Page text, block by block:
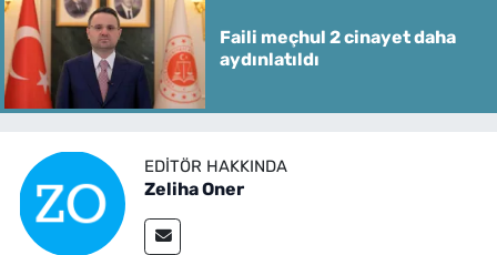
Faili meçhul 2 cinayet daha
aydınlatıldı
EDITÖR HAKKINDA
Zeliha Oner